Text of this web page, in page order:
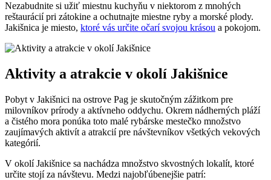
Nezabudnite si užiť miestnu kuchyňu v niektorom z mnohých
reštaurácií pri zátokine a ochutnajte miestne ryby a morské plody.
Jakišnica je miesto, ktoré vás určite očarí svojou krásou a pokojom.
Aktivity a atrakcie v okolí Jakišnice
Pobyt v Jakišnici na ostrove Pag je skutočným zážitkom pre
milovníkov prírody a aktívneho oddychu. Okrem nádherných pláží
a čistého mora ponúka toto malé rybárske mestečko množstvo
zaujímavých aktivít a atrakcií pre návštevníkov všetkých vekových
kategórií.
V okolí Jakišnice sa nachádza množstvo skvostných lokalít, ktoré
určite stojí za návštevu. Medzi najobľúbenejšie patrí: